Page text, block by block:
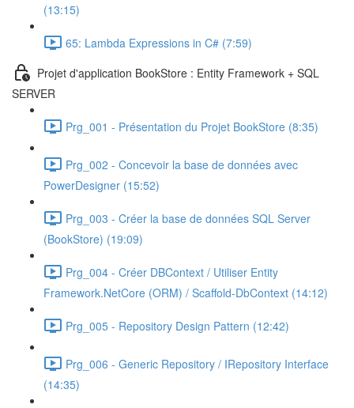
(13:15)
65: Lambda Expressions in C# (7:59)
Projet d'application BookStore : Entity Framework + SQL
SERVER
Prg_001 - Présentation du Projet BookStore (8:35)
Prg_002 - Concevoir la base de données avec
PowerDesigner (15:52)
Prg_003 - Créer la base de données SQL Server
(BookStore) (19:09)
Prg_004 - Créer DBContext / Utiliser Entity
Framework.NetCore (ORM) / Scaffold-DbContext (14:12)
Prg_005 - Repository Design Pattern (12:42)
Prg_006 - Generic Repository / IRepository Interface
(14:35)